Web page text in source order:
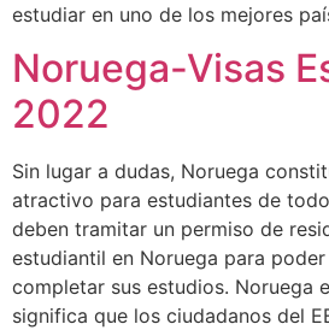
estudiar en uno de los mejores
Noruega-Visas
2022
Sin lugar a dudas, Noruega
atractivo para estudiantes de
deben tramitar un permiso de
estudiantil en Noruega para
completar sus estudios. Noruega
significa que los ciudadanos del